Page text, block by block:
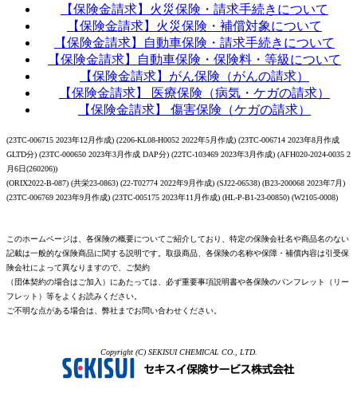
【保険金請求】火災保険・請求手続きについて
【保険金請求】火災保険・補償対象について
【保険金請求】自動車保険・請求手続きについて
【保険金請求】自動車保険・保険料・等級について
【保険金請求】がん保険（がんの請求）
【保険金請求】 医療保険（病気・ケガの請求）
【保険金請求】 傷害保険（ケガの請求）
(23TC-006715 2023年12月作成) (2206-KL08-H0052 2022年5月作成) (23TC-006714 2023年8月作成
GLTD分) (23TC-000650 2023年3月作成 DAP分) (22TC-103469 2023年3月作成) (AFH020-2024-0035 2
月6日(260206))
(ORIX2022-B-087) (共栄23-0863) (22-T02774 2022年9月作成) (SJ22-06538) (B23-200068 2023年7月)
(23TC-006769 2023年9月作成) (23TC-005175 2023年11月作成) (HL-P-B1-23-00850) (W2105-0008)
このホームページは、各保険の概要についてご紹介しており、特定の保険会社名や商品名のない
記載は一般的な保険商品に関する説明です。取扱商品、各保険の名称や保障・補償内容は引受保
険会社によって異なりますので、ご契約
（団体契約の場合はご加入）にあたっては、必ず重要事項説明書や各保険のパンフレット（リー
フレット）等をよくお読みください。
ご不明な点がある場合は、弊社までお問い合わせください。
Copyright (C) SEKISUI CHEMICAL CO., LTD.